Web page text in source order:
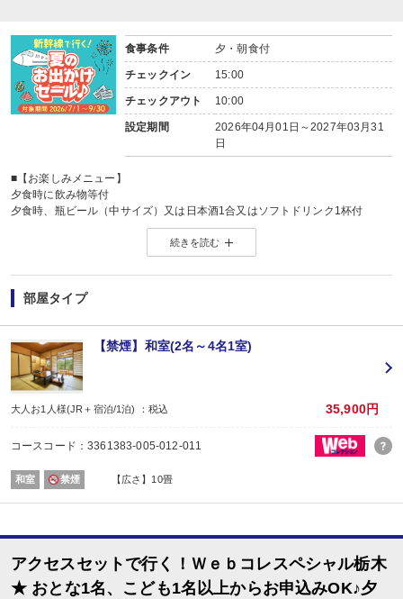
※時刻は予告なく変更になる場合がございます。
※ご希望のお客様は、ご予約日の翌日以降にお客様自身で宿泊施設にご連絡く
■夕食
場所:
レストラン
※時間の選択はできません。チェックイン時にご案内します。
場所:
レストラン
内容:
※時間の選択はできません。チェックイン時にご案内します。
食事条件 夕・朝食付
チェックイン 15:00
チェックアウト 10:00
設定期間
2026年04月01日～2027年03月31
日
■ 【お楽しみメニュー】
夕食時に飲み物等付
夕食時、瓶ビール（中サイズ）又は日本酒1合又はソフトドリンク1杯付
記念日のお客様にお楽しみ付
滞在中1回／対象：結婚記念日又は誕生日又は賀寿 内容：粗品又は記念品写
※記念日を証明できるものをお持ちください。
※要事前予約
※ご希望のお客様は、記念日の内容（例：誕生日）・対象者（お名前）・日に
■
夕食
内容：和食会席 湯けむり膳
場所：その他
レストラン
１８：００～又は１８：３０～又は１９：００～※チェックイン時案内
■朝食
内容：和食
７：３０～又は８：００～※チェックイン時案内
続きを読む
部屋タイプ
【禁煙】和室(2名～4名1室)
大人お1人様(JR＋宿泊/1泊) ：税込 35,900円
コースコード：3361383-005-012-011
和室 禁煙 【広さ】10畳
アクセスセットで行く！Ｗｅｂコレスペシャル栃木
★ おとな1名、こども1名以上からお申込みOK♪夕